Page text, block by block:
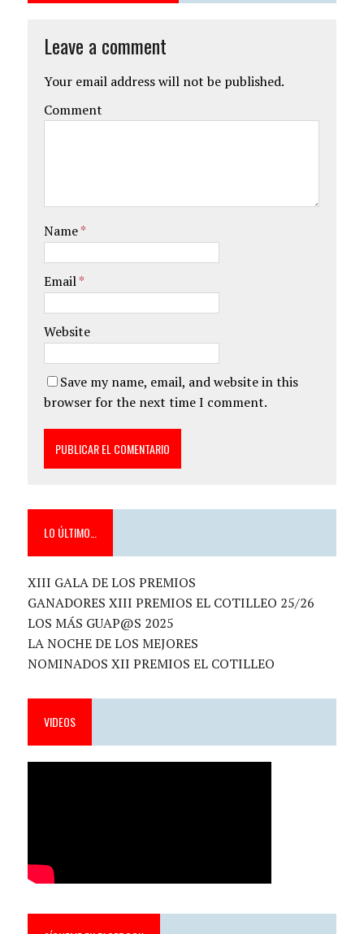
Leave a comment
Your email address will not be published.
Comment
Name*
Email*
Website
Save my name, email, and website in this
browser for the next time I comment.
LO ÚLTIMO…
XIII GALA DE LOS PREMIOS
GANADORES XIII PREMIOS EL COTILLEO 25/26
LOS MÁS GUAP@S 2025
LA NOCHE DE LOS MEJORES
NOMINADOS XII PREMIOS EL COTILLEO
VIDEOS